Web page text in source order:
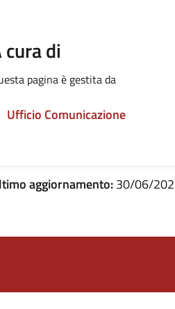
cura di
pagina è gestita da
Ufficio Comunicazione
aggiornamento:30/06/